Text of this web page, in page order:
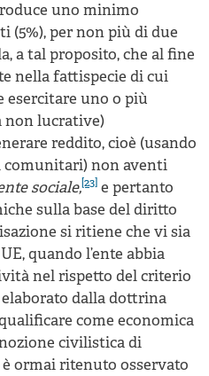
uno minimo
(5%), per non più di due
a tal proposito, che al fine
nella fattispecie di cui
esercitare uno o più
non lucrative)
reddito, cioè (usando
comunitari) non aventi
sociale,[23] e pertanto
sulla base del diritto
si ritiene che vi sia
quando l’ente abbia
nel rispetto del criterio
dalla dottrina
come economica
civilistica di
ormai ritenuto osservato